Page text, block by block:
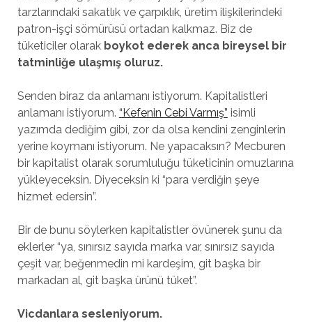
tarzlarındaki sakatlık ve çarpıklık, üretim ilişkilerindeki
patron-işçi sömürüsü ortadan kalkmaz. Biz de
tüketiciler olarak boykot ederek anca bireysel bir
tatminliğe ulaşmış oluruz.
Senden biraz da anlamanı istiyorum. Kapitalistleri
anlamanı istiyorum. “Kefenin Cebi Varmış” isimli
yazımda dediğim gibi, zor da olsa kendini zenginlerin
yerine koymanı istiyorum. Ne yapacaksın? Mecburen
bir kapitalist olarak sorumluluğu tüketicinin omuzlarına
yükleyeceksin. Diyeceksin ki “para verdiğin şeye
hizmet edersin”.
Bir de bunu söylerken kapitalistler övünerek şunu da
eklerler “ya, sınırsız sayıda marka var, sınırsız sayıda
çeşit var, beğenmedin mi kardeşim, git başka bir
markadan al, git başka ürünü tüket”.
Vicdanlara sesleniyorum.